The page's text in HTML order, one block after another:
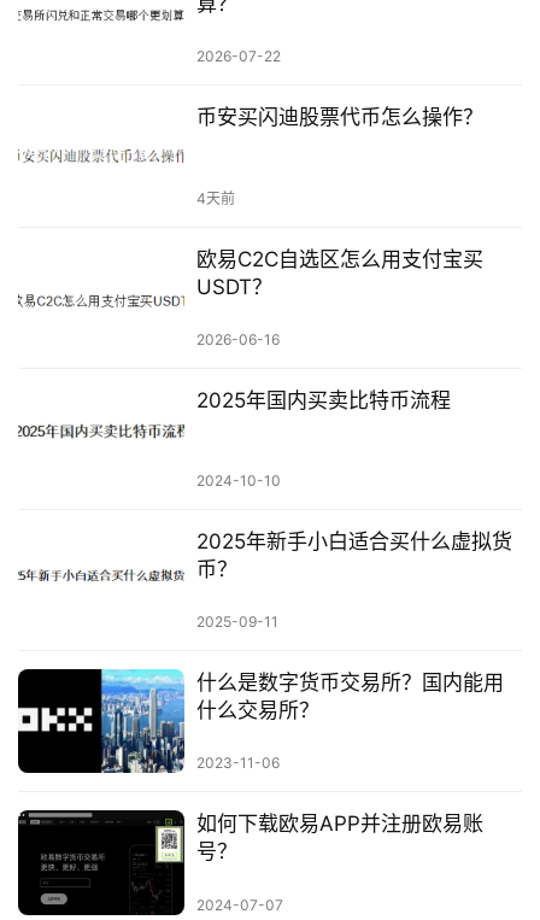
2026-07-22
币安买闪迪股票代币怎么操作？
4天前
欧易C2C自选区怎么用支付宝买
USDT？
2026-06-16
2025年国内买卖比特币流程
2024-10-10
2025年新手小白适合买什么虚拟货
币？
2025-09-11
什么是数字货币交易所？国内能用
什么交易所？
2023-11-06
如何下载欧易APP并注册欧易账
号？
2024-07-07